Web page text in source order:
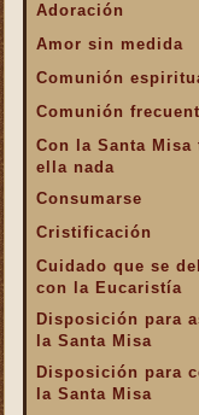
Adoración
Amor sin medida
Comunión
Comunión
Con la Santa Misa
ella nada
Consumarse
Cristificación
Cuidado que se
con la Eucaristía
Disposición para
la Santa Misa
Disposición para
la Santa Misa